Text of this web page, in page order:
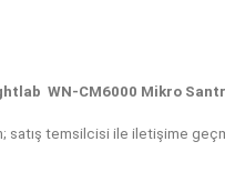
WN-CM6000 Mikro
satış temsilcisi ile iletişime